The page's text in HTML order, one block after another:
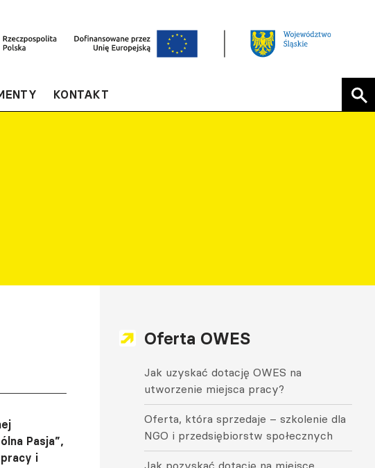
KONTAKT
Pasja”,
i
Oferta OWES
Jak uzyskać dotację OWES na
utworzenie miejsca pracy?
Oferta, która sprzedaje – szkolenie dla
NGO i przedsiębiorstw społecznych
Jak pozyskać dotację na miejsce